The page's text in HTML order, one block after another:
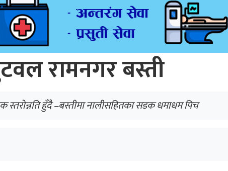
रामनगर बस्ती
स्तरोन्नति हुँदै –बस्तीमा नालीसहितका सडक धमाधम पिच